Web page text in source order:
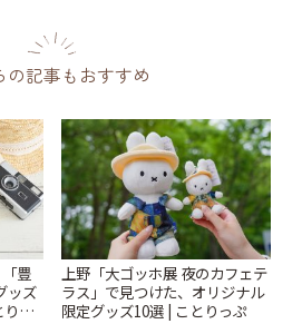
の記事もおすすめ
豊
ッズ
りっ
上野「大ゴッホ展 夜のカフェテ
ラス」で見つけた、オリジナル
限定グッズ10選 | ことりっぷ